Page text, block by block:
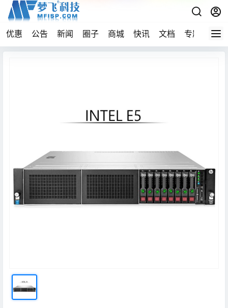
优惠 公告 新闻 圈子 商城 快讯 文档 专题 导航